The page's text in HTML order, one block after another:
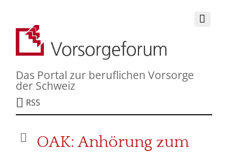
Das Portal zur beruflichen Vorsorge
der Schweiz
RSS
OAK: Anhörung zum